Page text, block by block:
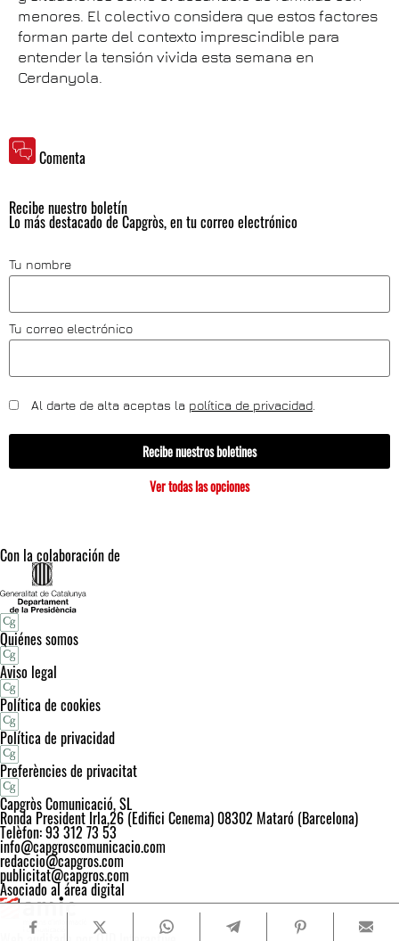
menores. El colectivo considera que estos factores
forman parte del contexto imprescindible para
entender la tensión vivida esta semana en
Cerdanyola.
Comenta
Recibe nuestro boletín
Lo más destacado de Capgròs, en tu correo electrónico
Tu nombre
Tu correo electrónico
Al darte de alta aceptas la política de privacidad
Recibe nuestros boletines
Ver todas las opciones
Con la colaboración de
Quiénes somos
Aviso legal
Política de cookies
Política de privacidad
Preferències de privacitat
Capgròs Comunicació, SL
Ronda President Irla,26 (Edifici Cenema) 08302 Mataró (Barcelona)
Telèfon: 93 312 73 53
info@capgroscomunicacio.com
redaccio@capgros.com
publicitat@capgros.com
Asociado al área digital